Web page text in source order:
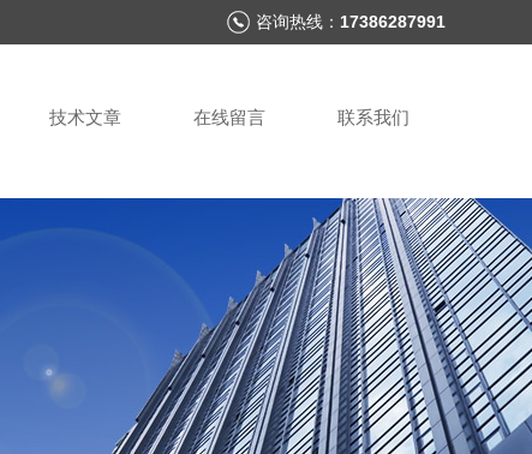
咨询热线： 17386287991
技术文章 在线留言 联系我们